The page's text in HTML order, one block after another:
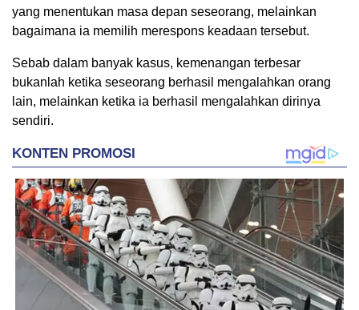
yang menentukan masa depan seseorang, melainkan
bagaimana ia memilih merespons keadaan tersebut.
Sebab dalam banyak kasus, kemenangan terbesar
bukanlah ketika seseorang berhasil mengalahkan orang
lain, melainkan ketika ia berhasil mengalahkan dirinya
sendiri.